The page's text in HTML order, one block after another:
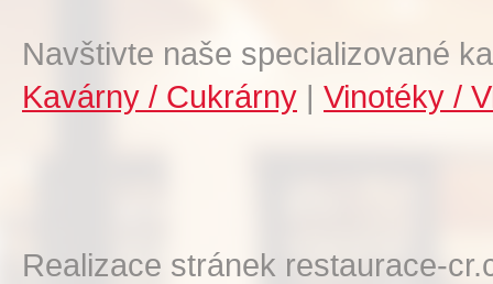
Navštivte naše specializované
Kavárny / Cukrárny | Vinotéky /
Realizace stránek restaurace-